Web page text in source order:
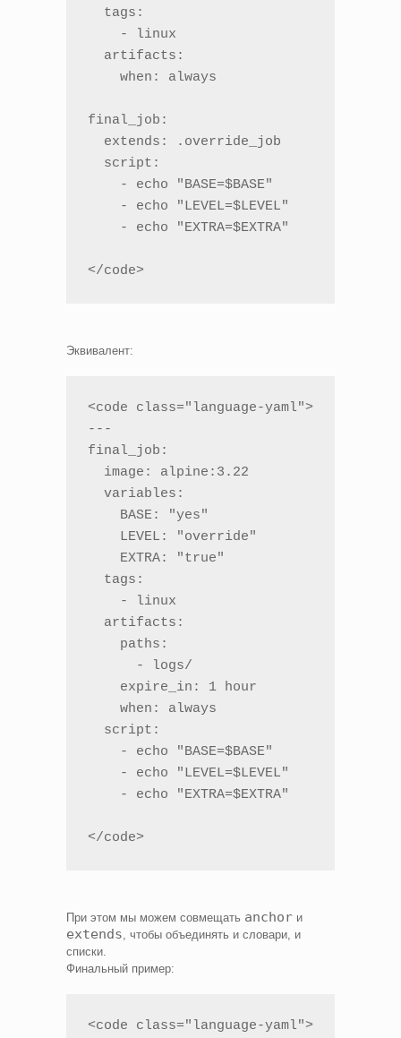
  tags:
    - linux
  artifacts:
    when: always
final_job:
  extends: .override_job
  script:
    - echo "BASE=$BASE"
    - echo "LEVEL=$LEVEL"
    - echo "EXTRA=$EXTRA"
</code>
Эквивалент:
<code class="language-yaml">
---
final_job:
  image: alpine:3.22
  variables:
    BASE: "yes"
    LEVEL: "override"
    EXTRA: "true"
  tags:
    - linux
  artifacts:
    paths:
      - logs/
    expire_in: 1 hour
    when: always
  script:
    - echo "BASE=$BASE"
    - echo "LEVEL=$LEVEL"
    - echo "EXTRA=$EXTRA"
</code>
При этом мы можем совмещать anchor и
extends , чтобы объединять и словари, и
списки.
Финальный пример:
<code class="language-yaml">